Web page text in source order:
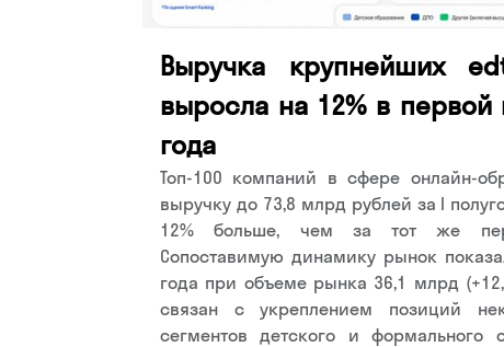
Выручка крупнейших
выросла на 12% в первой
года
Топ-100 компаний в сфере онлайн-
выручку до 73,8 млрд рублей за I
12% больше, чем за тот же
Сопоставимую динамику рынок
года при объеме рынка 36,1 млрд
связан с укреплением позиций
сегментов детского и формального